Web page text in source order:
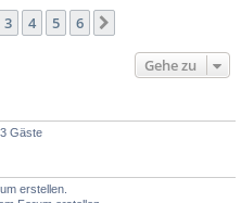
3 4 5 6
Gehe zu
Gäste
erstellen.